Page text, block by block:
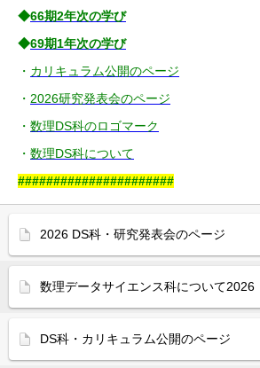
◆66期2年次の学び
◆69期1年次の学び
・ カリキュラム公開のページ
・ 2026研究発表会のページ
・ 数理DS科のロゴマーク
・ 数理DS科について
######################
2026 DS科・研究発表会のページ
数理データサイエンス科について2026
DS科・カリキュラム公開のページ